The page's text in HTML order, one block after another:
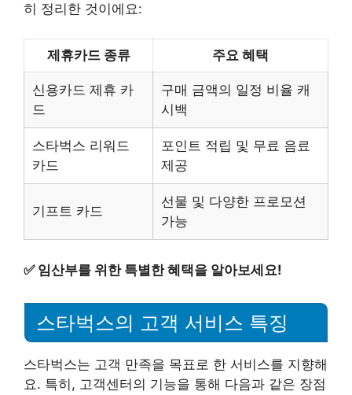
히 정리한 것이에요:
제휴카드 종류 주요 혜택
신용카드 제휴 카
드
구매 금액의 일정 비율 캐
시백
스타벅스 리워드
카드
포인트 적립 및 무료 음료
제공
기프트 카드
선물 및 다양한 프로모션
가능
✅ 임산부를 위한 특별한 혜택을 알아보세요!
스타벅스의 고객 서비스 특징
스타벅스는 고객 만족을 목표로 한 서비스를 지향해
요. 특히, 고객센터의 기능을 통해 다음과 같은 장점